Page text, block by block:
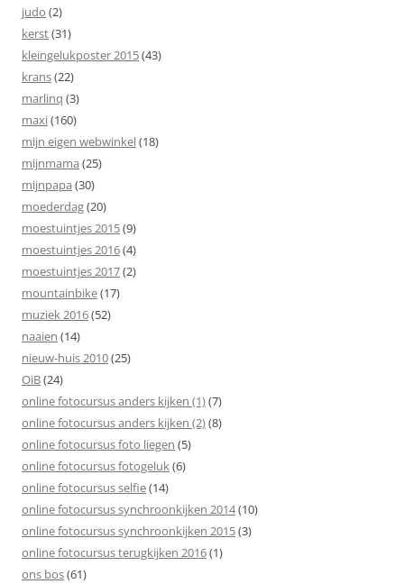
judo (2)
kerst(31)
kleingelukposter 2015(43)
krans(22)
marlinq (3)
maxi(160)
mijn eigen webwinkel(18)
mijnmama (25)
mijnpapa (30)
moederdag(20)
moestuintjes 2015(9)
moestuintjes 2016(4)
moestuintjes 2017(2)
mountainbike(17)
muziek 2016(52)
naaien (14)
nieuw-huis 2010(25)
OiB(24)
online fotocursus anders kijken (1)(7)
online fotocursus anders kijken (2)(8)
online fotocursus foto liegen (5)
online fotocursus fotogeluk(6)
online fotocursus selfie(14)
online fotocursus synchroonkijken 2014(10)
online fotocursus synchroonkijken 2015(3)
online fotocursus terugkijken 2016(1)
ons bos(61)